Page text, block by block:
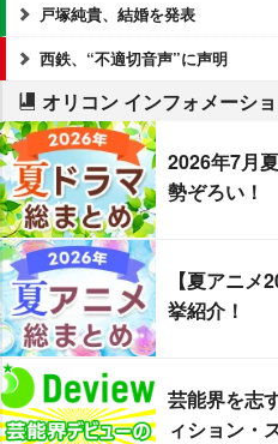
戸塚純貴、結婚を発表
西鉄、“不適切音声”に声明
オリコン インフォメーシ
2026年7月
勢ぞろい！
【夏アニ
挙紹介！
芸能界を志
ィション・